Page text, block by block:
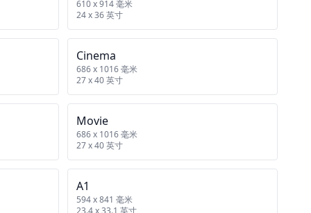
610 x 914 毫米
24 x 36 英寸
Cinema
686 x 1016 毫米
27 x 40 英寸
Movie
686 x 1016 毫米
27 x 40 英寸
A1
594 x 841 毫米
23.4 x 33.1 英寸